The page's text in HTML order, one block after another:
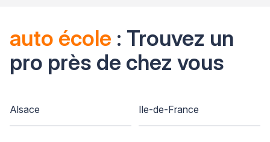
auto école : Trouvez un
pro près de chez vous
Alsace Ile-de-France